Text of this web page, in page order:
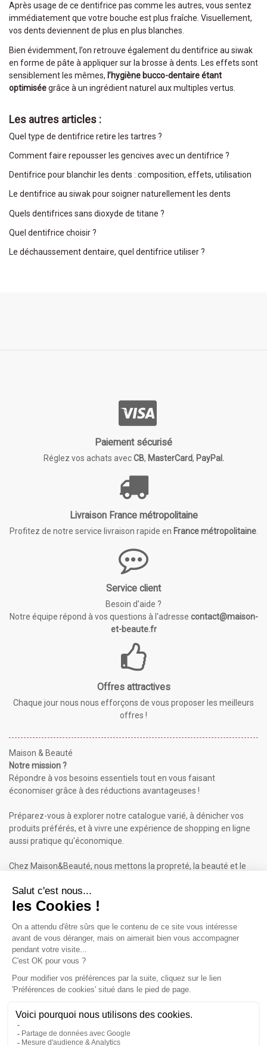
Après usage de ce dentifrice pas comme les autres, vous sentez
immédiatement que votre bouche est plus fraîche. Visuellement,
vos dents deviennent de plus en plus blanches.
Bien évidemment, l’on retrouve également du dentifrice au siwak
en forme de pâte à appliquer sur la brosse à dents. Les effets sont
sensiblement les mêmes, l’hygiène bucco-dentaire étant
optimiséegrâce à un ingrédient naturel aux multiples vertus.
Les autres articles :
Quel type de dentifrice retire les tartres ?
Comment faire repousser les gencives avec un dentifrice ?
Dentifrice pour blanchir les dents : composition, effets, utilisation
Le dentifrice au siwak pour soigner naturellement les dents
Quels dentifrices sans dioxyde de titane ?
Quel dentifrice choisir ?
Le déchaussement dentaire, quel dentifrice utiliser ?
Paiement sécurisé
Réglez vos achats avecCB, MasterCard, PayPal.
Livraison France métropolitaine
Profitez de notre service livraison rapide en France métropolitaine.
Service client
Besoin d'aide ?
Notre équipe répond à vos questions à l'adresse contact@maison-
et-beaute.fr
Offres attractives
Chaque jour nous nous efforçons de vous proposer les meilleurs
offres !
Maison & Beauté
Notre mission ?
Répondre à vos besoins essentiels tout en vous faisant
économiser grâce à des réductions avantageuses !
Préparez-vous à explorer notre catalogue varié, à dénicher vos
produits préférés, et à vivre une expérience de shopping en ligne
aussi pratique qu'économique.
Chez Maison&Beauté, nous mettons la propreté, la beauté et le
Maison & Beauté : Informations
À propos de nous
Conditions générales de vente (CGV)
Plan du site
Contactez-nous
Inscrivez-vous à notre Newsletter